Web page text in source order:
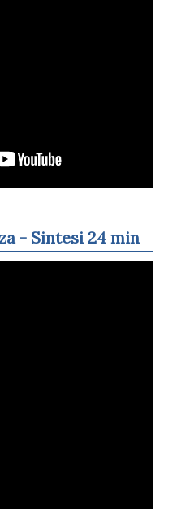
- Sintesi 24 min